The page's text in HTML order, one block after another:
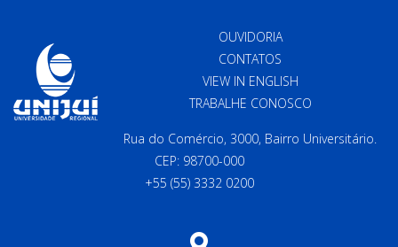
OUVIDORIA
CONTATOS
VIEW IN ENGLISH
TRABALHE CONOSCO
Rua do Comércio, 3000, Bairro Universitário.
CEP: 98700-000
+55 (55) 3332 0200